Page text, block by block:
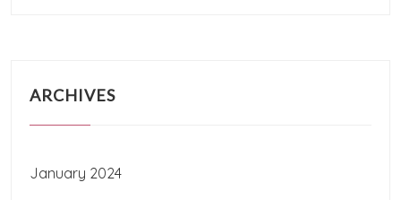
ARCHIVES
January 2024